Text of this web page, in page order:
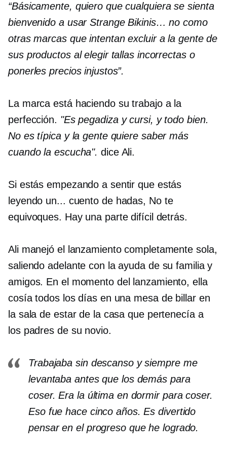
“Básicamente, quiero que cualquiera se sienta
bienvenido a usar Strange Bikinis… no como
otras marcas que intentan excluir a la gente de
sus productos al elegir tallas incorrectas o
ponerles precios injustos”.
La marca está haciendo su trabajo a la
perfección. "Es pegadiza y cursi, y todo bien.
No es típica y la gente quiere saber más
cuando la escucha". dice Ali.
Si estás empezando a sentir que estás
leyendo un... cuento de hadas, No te
equivoques. Hay una parte difícil detrás.
Ali manejó el lanzamiento completamente sola,
saliendo adelante con la ayuda de su familia y
amigos. En el momento del lanzamiento, ella
cosía todos los días en una mesa de billar en
la sala de estar de la casa que pertenecía a
los padres de su novio.
Trabajaba sin descanso y siempre me
levantaba antes que los demás para
coser. Era la última en dormir para coser.
Eso fue hace cinco años. Es divertido
pensar en el progreso que he logrado.